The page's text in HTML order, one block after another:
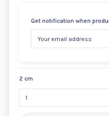
Get notification when
2 cm